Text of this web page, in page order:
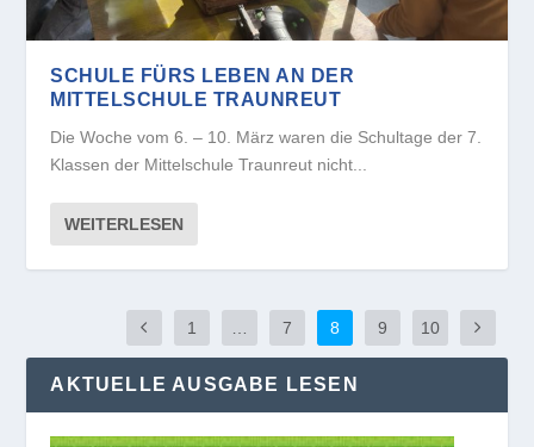
SCHULE FÜRS LEBEN AN DER
MITTELSCHULE TRAUNREUT
Die Woche vom 6. – 10. März waren die Schultage der 7.
Klassen der Mittelschule Traunreut nicht...
WEITERLESEN
1 … 7 8 9 10
AKTUELLE AUSGABE LESEN